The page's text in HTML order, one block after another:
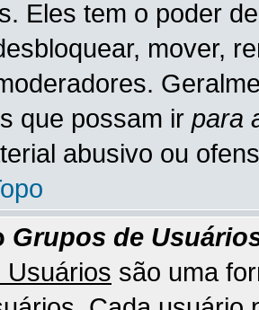
Eles tem o poder
mover,
que possam ir para
abusivo ou
Grupos de
Usuários são uma